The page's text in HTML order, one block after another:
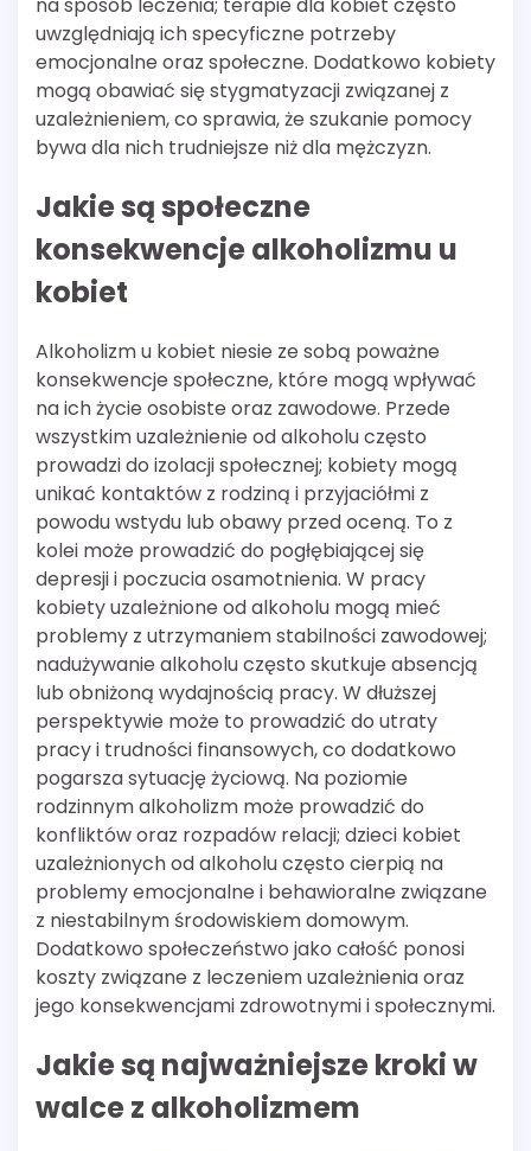
uwzględniają ich specyficzne potrzeby
emocjonalne oraz społeczne. Dodatkowo kobiety
mogą obawiać się stygmatyzacji związanej z
uzależnieniem, co sprawia, że szukanie pomocy
bywa dla nich trudniejsze niż dla mężczyzn.
Jakie są społeczne
konsekwencje alkoholizmu u
kobiet
Alkoholizm u kobiet niesie ze sobą poważne
konsekwencje społeczne, które mogą wpływać
na ich życie osobiste oraz zawodowe. Przede
wszystkim uzależnienie od alkoholu często
prowadzi do izolacji społecznej; kobiety mogą
unikać kontaktów z rodziną i przyjaciółmi z
powodu wstydu lub obawy przed oceną. To z
kolei może prowadzić do pogłębiającej się
depresji i poczucia osamotnienia. W pracy
kobiety uzależnione od alkoholu mogą mieć
problemy z utrzymaniem stabilności zawodowej;
nadużywanie alkoholu często skutkuje absencją
lub obniżoną wydajnością pracy. W dłuższej
perspektywie może to prowadzić do utraty
pracy i trudności finansowych, co dodatkowo
pogarsza sytuację życiową. Na poziomie
rodzinnym alkoholizm może prowadzić do
konfliktów oraz rozpadów relacji; dzieci kobiet
uzależnionych od alkoholu często cierpią na
problemy emocjonalne i behawioralne związane
z niestabilnym środowiskiem domowym.
Dodatkowo społeczeństwo jako całość ponosi
koszty związane z leczeniem uzależnienia oraz
jego konsekwencjami zdrowotnymi i społecznymi.
Jakie są najważniejsze kroki w
walce z alkoholizmem